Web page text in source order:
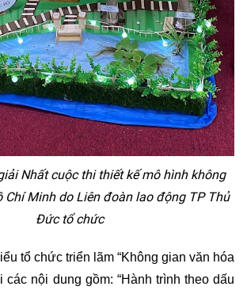
Nhất cuộc thi thiết kế mô hình không
Chí Minh do Liên đoàn lao động TP Thủ
Đức tổ chức
tổ chức triển lãm “Không gian văn hóa
các nội dung gồm: “Hành trình theo dấu